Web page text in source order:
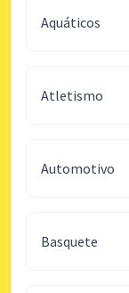
Aquáticos
Atletismo
Automotivo
Basquete